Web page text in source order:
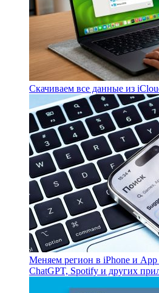
Скачиваем все данные из
Меняем регион в iPhone и App
ChatGPT, Spotify и других